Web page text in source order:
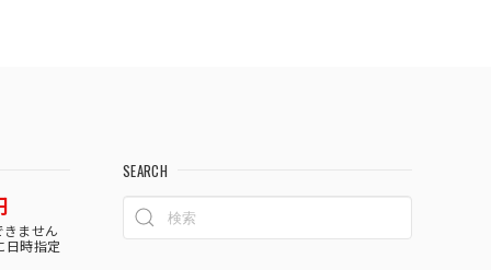
きません
日時指定
SEARCH